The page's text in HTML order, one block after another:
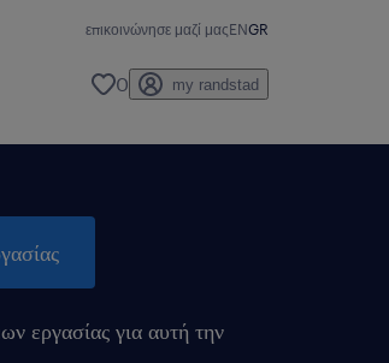
επικοινώνησε μαζί μαςENGR
0 my randstad
εργασίας για αυτή την